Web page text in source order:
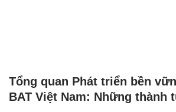
Tổng quan Phát triển bền
BAT Việt Nam: Những thành